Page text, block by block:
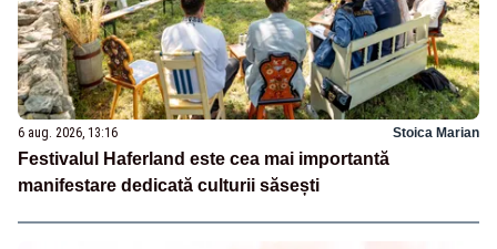
6 aug. 2026, 13:16 Stoica Marian
Festivalul Haferland este cea mai importantă
manifestare dedicată culturii săsești